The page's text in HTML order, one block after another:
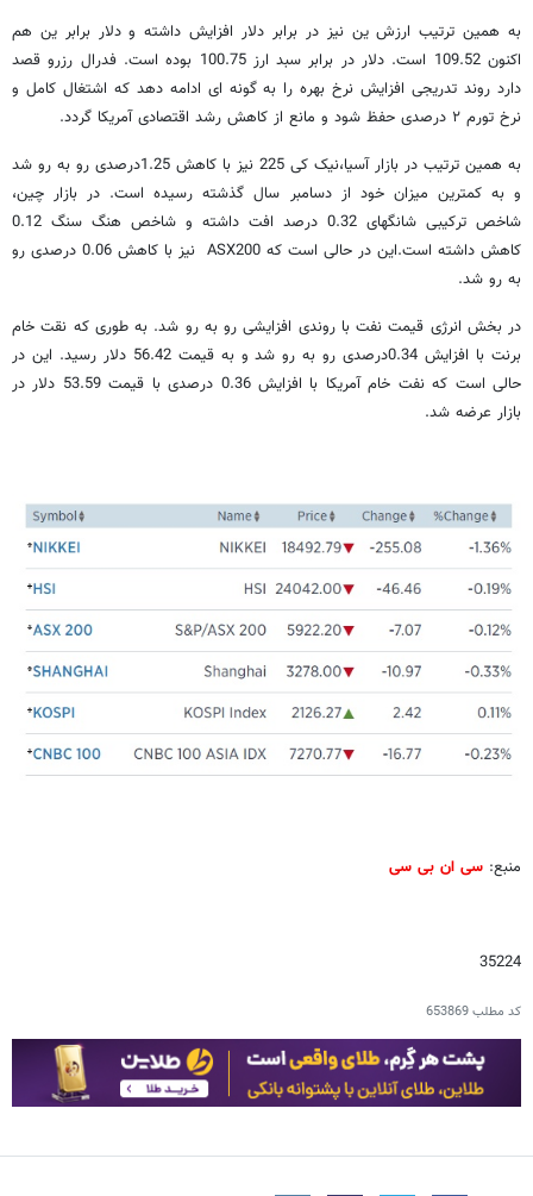
به همین ترتیب ارزش ین نیز در برابر دلار افزایش داشته و دلار برابر ین هم
اکنون 109.52 است. دلار در برابر سبد ارز 100.75 بوده است. فدرال رزرو قصد
دارد روند تدریجی افزایش نرخ بهره را به گونه ای ادامه دهد که اشتغال کامل و
نرخ تورم ۲ درصدی حفظ شود و مانع از کاهش رشد اقتصادی آمریکا گردد.
به همین ترتیب در بازار آسیا،نیک کی 225 نیز با کاهش 1.25درصدی رو به رو شد
و به کمترین میزان خود از دسامبر سال گذشته رسیده است. در بازار چین،
شاخص ترکیبی شانگهای 0.32 درصد افت داشته و شاخص هنگ سنگ 0.12
کاهش داشته است.این در حالی است که ASX200 نیز با کاهش 0.06 درصدی رو
به رو شد.
در بخش انرژی قیمت نفت با روندی افزایشی رو به رو شد. به طوری که نقت خام
برنت با افزایش 0.34درصدی رو به رو شد و به قیمت 56.42 دلار رسید. این در
حالی است که نفت خام آمریکا با افزایش 0.36 درصدی با قیمت 53.59 دلار در
بازار عرضه شد.
منبع: سی ان بی سی
35224
کد مطلب653869